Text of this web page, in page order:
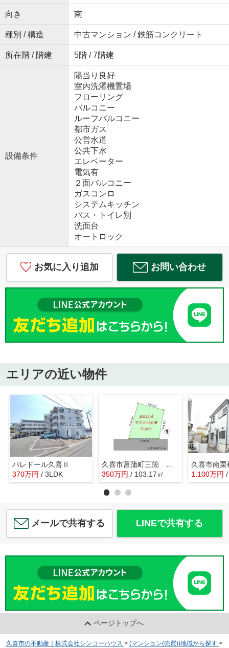
向き 南
種別 / 構造 中古マンション / 鉄筋コンクリート
所在階 / 階建 5階 / 7階建
設備条件
陽当り良好
室内洗濯機置場
フローリング
バルコニー
ルーフバルコニー
都市ガス
公営水道
公共下水
エレベーター
電気有
２面バルコニー
ガスコンロ
システムキッチン
バス・トイレ別
洗面台
オートロック
お気に入り追加 お問い合わせ
エリアの近い物件
パレドール久喜Ⅱ
370万円 / 3LDK
350万円 / 103.17㎡ 1,100万円
メールで共有する LINEで共有する
ページトップへ
久喜市の不動産｜株式会社シンコーハウス > (マンション(売買))地域から探す >